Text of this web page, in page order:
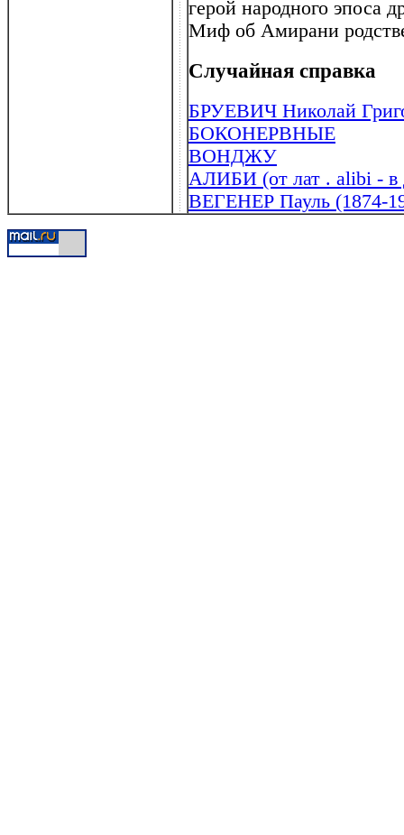
герой народного эпоса
Миф об Амирани
Случайная справка
БРУЕВИЧ Николай
БОКОНЕРВНЫЕ
ВОНДЖУ
АЛИБИ (от лат . alibi - в
ВЕГЕНЕР Пауль (1874-